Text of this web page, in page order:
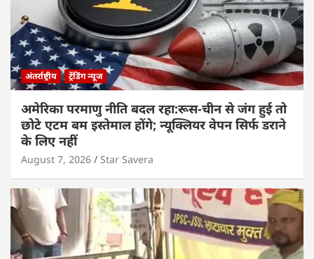
अंतर्राष्ट्रीय ट्रेंडिंग न्यूज
अमेरिका परमाणु नीति बदल रहा:रूस-चीन से जंग हुई तो
छोटे एटम बम इस्तेमाल होंगे; न्यूक्लियर वेपन सिर्फ डराने
के लिए नहीं
August 7, 2026 Star Savera